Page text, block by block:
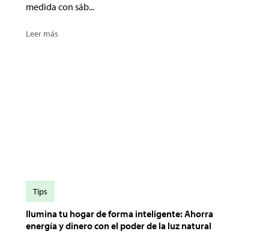
medida con sáb...
Leer más
Ilumina tu hogar de forma inteligente: Ahorra
energía y dinero con el poder de la luz natural
Tips